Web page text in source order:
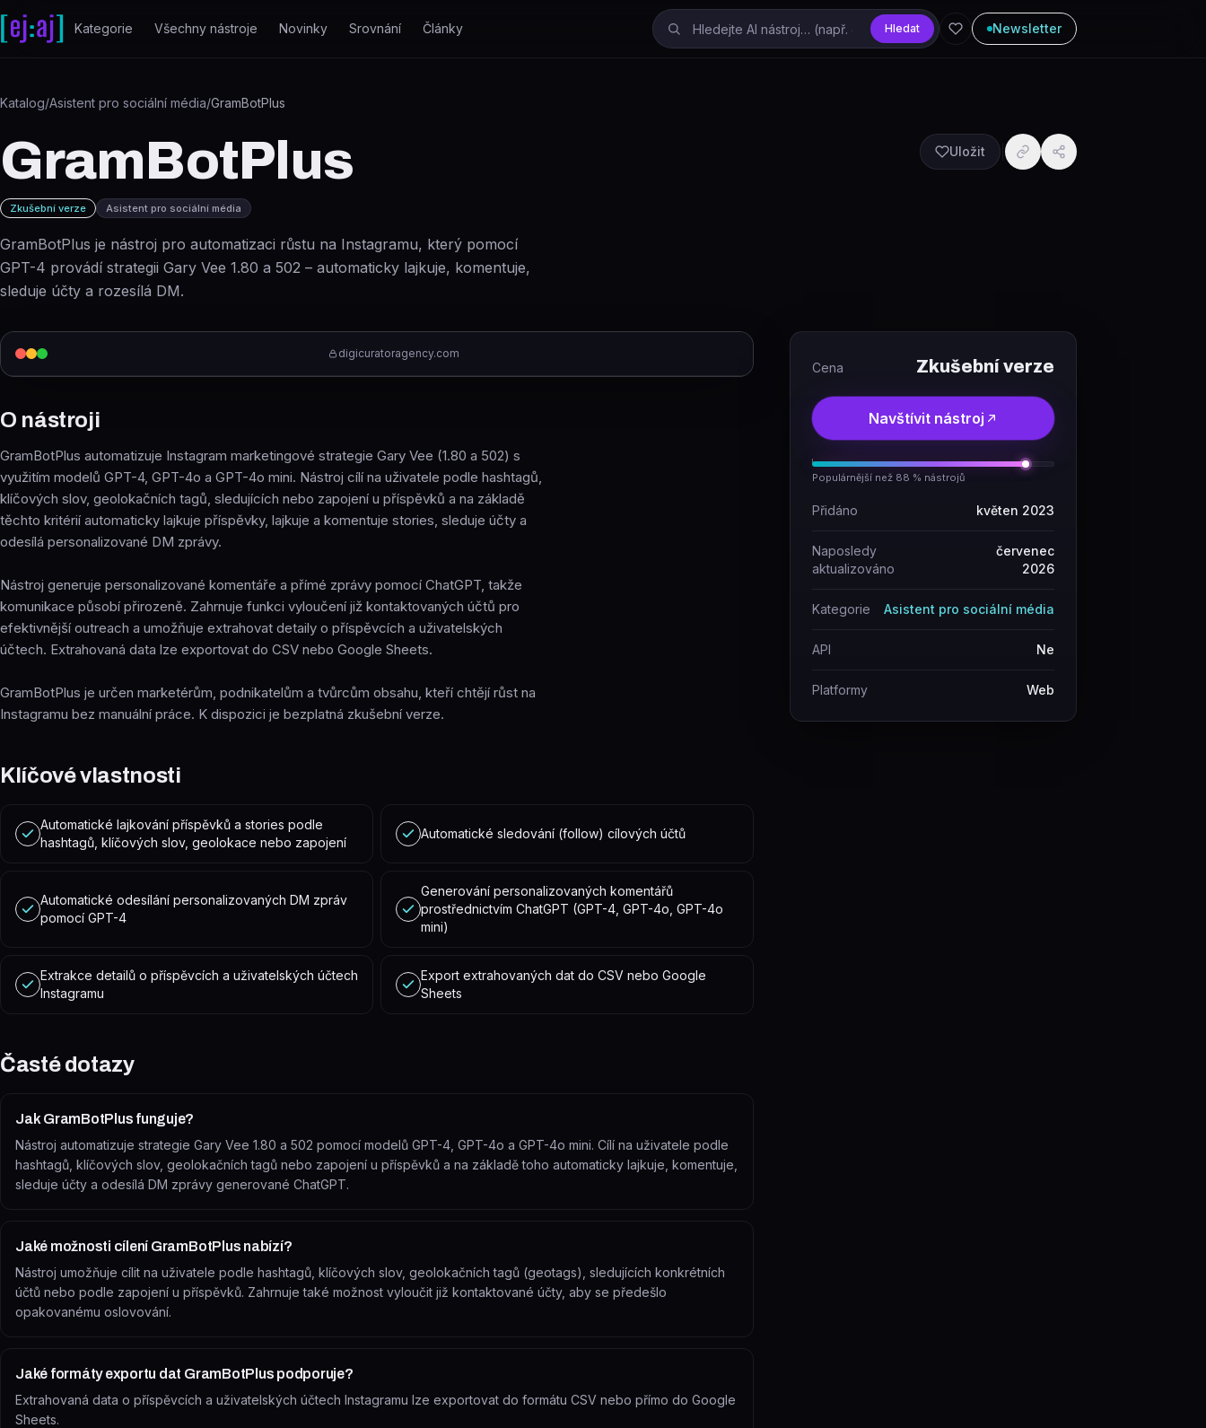
Přeskočit na obsah
Kategorie Všechny nástroje Novinky Srovnání Články Hledat Newsletter
Katalog/Asistent pro sociální média/GramBotPlus
GramBotPlus
Zkušební verze Asistent pro sociální média
GramBotPlus je nástroj pro automatizaci růstu na Instagramu, který pomocí
GPT-4 provádí strategii Gary Vee 1.80 a 502 – automaticky lajkuje, komentuje,
sleduje účty a rozesílá DM.
Uložit
digicuratoragency.com
O nástroji
GramBotPlus automatizuje Instagram marketingové strategie Gary Vee (1.80 a 502) s
využitím modelů GPT-4, GPT-4o a GPT-4o mini. Nástroj cílí na uživatele podle hashtagů,
klíčových slov, geolokačních tagů, sledujících nebo zapojení u příspěvků a na základě
těchto kritérií automaticky lajkuje příspěvky, lajkuje a komentuje stories, sleduje účty a
odesílá personalizované DM zprávy.
Nástroj generuje personalizované komentáře a přímé zprávy pomocí ChatGPT, takže
komunikace působí přirozeně. Zahrnuje funkci vyloučení již kontaktovaných účtů pro
efektivnější outreach a umožňuje extrahovat detaily o příspěvcích a uživatelských
účtech. Extrahovaná data lze exportovat do CSV nebo Google Sheets.
GramBotPlus je určen marketérům, podnikatelům a tvůrcům obsahu, kteří chtějí růst na
Instagramu bez manuální práce. K dispozici je bezplatná zkušební verze.
Klíčové vlastnosti
Automatické lajkování příspěvků a stories podle
hashtagů, klíčových slov, geolokace nebo zapojení
Automatické sledování (follow) cílových účtů
Automatické odesílání personalizovaných DM zpráv
pomocí GPT-4
Generování personalizovaných komentářů
prostřednictvím ChatGPT (GPT-4, GPT-4o, GPT-4o
mini)
Extrakce detailů o příspěvcích a uživatelských účtech
Instagramu
Export extrahovaných dat do CSV nebo Google
Sheets
Časté dotazy
Jak GramBotPlus funguje?
Nástroj automatizuje strategie Gary Vee 1.80 a 502 pomocí modelů GPT-4, GPT-4o a GPT-4o mini. Cílí na uživatele podle
hashtagů, klíčových slov, geolokačních tagů nebo zapojení u příspěvků a na základě toho automaticky lajkuje, komentuje,
sleduje účty a odesílá DM zprávy generované ChatGPT.
Jaké možnosti cílení GramBotPlus nabízí?
Nástroj umožňuje cílit na uživatele podle hashtagů, klíčových slov, geolokačních tagů (geotags), sledujících konkrétních
účtů nebo podle zapojení u příspěvků. Zahrnuje také možnost vyloučit již kontaktované účty, aby se předešlo
opakovanému oslovování.
Jaké formáty exportu dat GramBotPlus podporuje?
Extrahovaná data o příspěvcích a uživatelských účtech Instagramu lze exportovat do formátu CSV nebo přímo do Google
Sheets.
Cena Zkušební verze
Navštívit nástroj
Populárnější než 88 % nástrojů
Přidáno květen 2023
Naposledy
aktualizováno
červenec
2026
Kategorie Asistent pro sociální média
API Ne
Platformy Web